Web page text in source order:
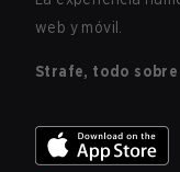
web y móvil.
Strafe, todo